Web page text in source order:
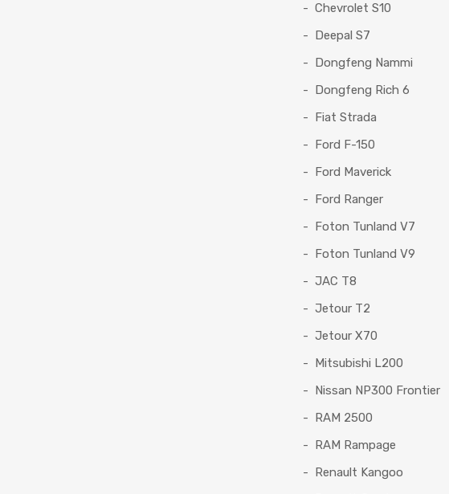
Chevrolet S10
Deepal S7
Dongfeng Nammi
Dongfeng Rich 6
Fiat Strada
Ford F-150
Ford Maverick
Ford Ranger
Foton Tunland V7
Foton Tunland V9
JAC T8
Jetour T2
Jetour X70
Mitsubishi L200
Nissan NP300 Frontier
RAM 2500
RAM Rampage
Renault Kangoo